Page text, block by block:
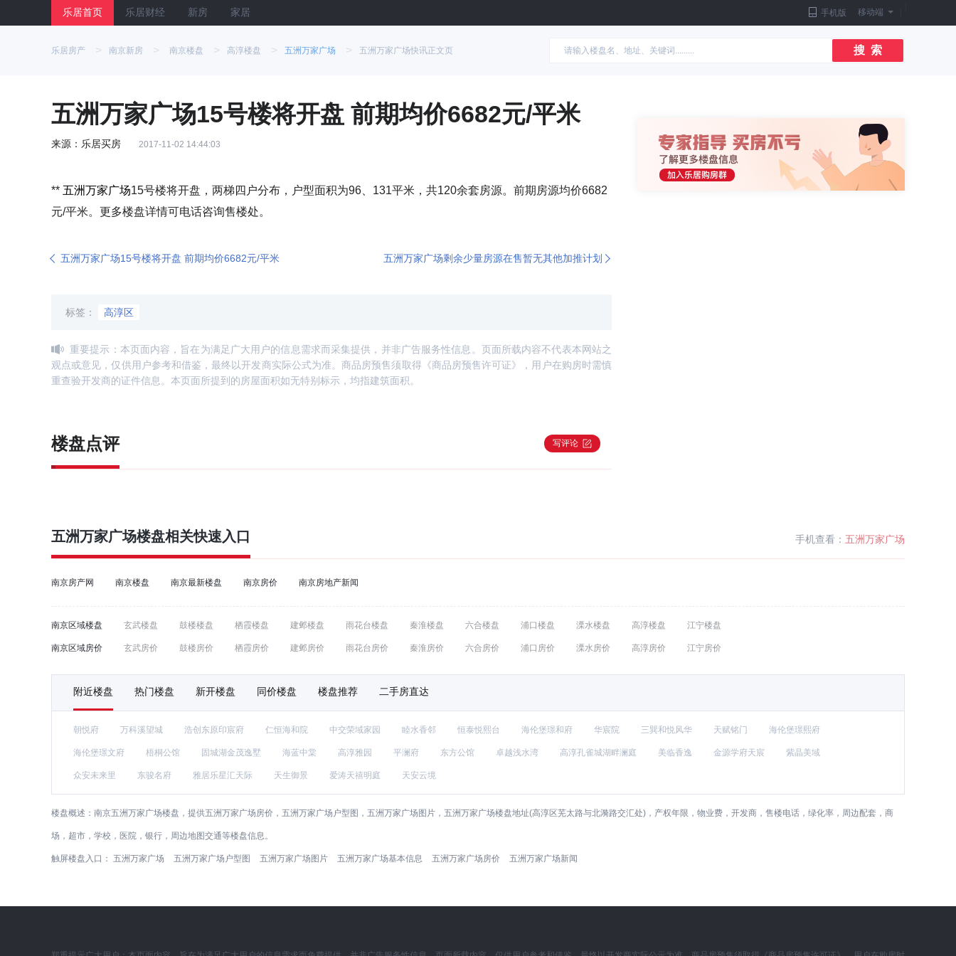
乐居首页 乐居财经 新房 家居 手机版 移动端
乐居房产 > 南京新房 > 南京楼盘 > 高淳楼盘 > 五洲万家广场 > 五洲万家广场快讯正文页 搜 索
五洲万家广场15号楼将开盘 前期均价6682元/平米
来源：乐居买房 2017-11-02 14:44:03
** 五洲万家广场15号楼将开盘，两梯四户分布，户型面积为96、131平米，共120余套房源。前期房源均价6682
元/平米。更多楼盘详情可电话咨询售楼处。
五洲万家广场15号楼将开盘 前期均价6682元/平米 五洲万家广场剩余少量房源在售暂无其他加推计划
标签： 高淳区
重要提示：本页面内容，旨在为满足广大用户的信息需求而采集提供，并非广告服务性信息。页面所载内容不代表本网站之
观点或意见，仅供用户参考和借鉴，最终以开发商实际公式为准。商品房预售须取得《商品房预售许可证》，用户在购房时需慎
重查验开发商的证件信息。本页面所提到的房屋面积如无特别标示，均指建筑面积。
楼盘点评 写评论
五洲万家广场楼盘相关快速入口 手机查看： 五洲万家广场
南京房产网 南京楼盘 南京最新楼盘 南京房价 南京房地产新闻
南京区域楼盘 玄武楼盘 鼓楼楼盘 栖霞楼盘 建邺楼盘 雨花台楼盘 秦淮楼盘 六合楼盘 浦口楼盘 溧水楼盘 高淳楼盘 江宁楼盘
南京区域房价 玄武房价 鼓楼房价 栖霞房价 建邺房价 雨花台房价 秦淮房价 六合房价 浦口房价 溧水房价 高淳房价 江宁房价
附近楼盘 热门楼盘 新开楼盘 同价楼盘 楼盘推荐 二手房直达
朝悦府 万科溪望城 浩创东原印宸府 仁恒海和院 中交荣域家园 睦水香邻 恒泰悦熙台 海伦堡璟和府 华宸院 三巽和悦风华 天赋铭门 海伦堡璟熙府
海伦堡璟文府 梧桐公馆 固城湖金茂逸墅 海蓝中棠 高淳雅园 平澜府 东方公馆 卓越浅水湾 高淳孔雀城湖畔澜庭 美临香逸 金源学府天宸 紫晶美域
众安未来里 东骏名府 雅居乐星汇天际 天生御景 爱涛天禧明庭 天安云境
楼盘概述： 南京五洲万家广场楼盘，提供五洲万家广场房价，五洲万家广场户型图，五洲万家广场图片，五洲万家广场楼盘地址(高淳区芜太路与北漪路交汇处)，产权年限，物业费，开发商，售楼电话，绿化率，周边配套，商
场，超市，学校，医院，银行，周边地图交通等楼盘信息。
触屏楼盘入口： 五洲万家广场 五洲万家广场户型图 五洲万家广场图片 五洲万家广场基本信息 五洲万家广场房价 五洲万家广场新闻